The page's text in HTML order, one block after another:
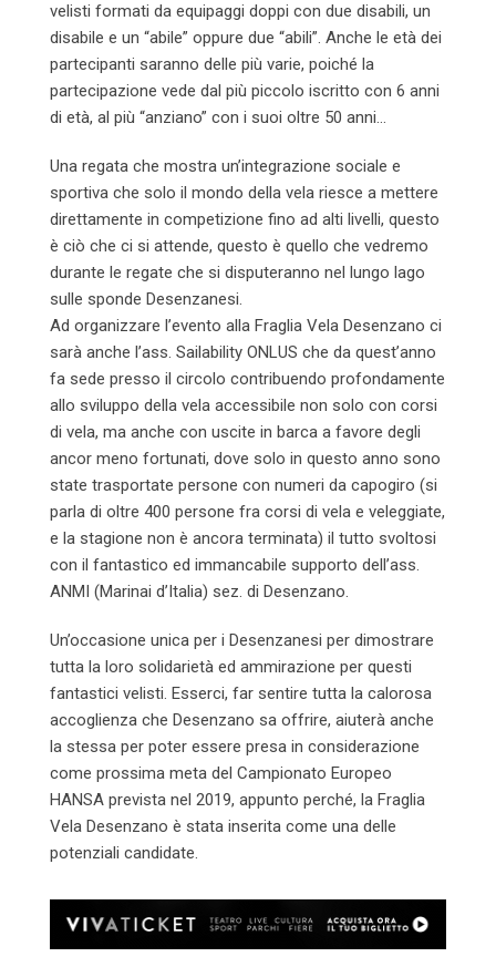
velisti formati da equipaggi doppi con due disabili, un
disabile e un “abile” oppure due “abili”. Anche le età dei
partecipanti saranno delle più varie, poiché la
partecipazione vede dal più piccolo iscritto con 6 anni
di età, al più “anziano” con i suoi oltre 50 anni…
Una regata che mostra un’integrazione sociale e
sportiva che solo il mondo della vela riesce a mettere
direttamente in competizione fino ad alti livelli, questo
è ciò che ci si attende, questo è quello che vedremo
durante le regate che si disputeranno nel lungo lago
sulle sponde Desenzanesi.
Ad organizzare l’evento alla Fraglia Vela Desenzano ci
sarà anche l’ass. Sailability ONLUS che da quest’anno
fa sede presso il circolo contribuendo profondamente
allo sviluppo della vela accessibile non solo con corsi
di vela, ma anche con uscite in barca a favore degli
ancor meno fortunati, dove solo in questo anno sono
state trasportate persone con numeri da capogiro (si
parla di oltre 400 persone fra corsi di vela e veleggiate,
e la stagione non è ancora terminata) il tutto svoltosi
con il fantastico ed immancabile supporto dell’ass.
ANMI (Marinai d’Italia) sez. di Desenzano.
Un’occasione unica per i Desenzanesi per dimostrare
tutta la loro solidarietà ed ammirazione per questi
fantastici velisti. Esserci, far sentire tutta la calorosa
accoglienza che Desenzano sa offrire, aiuterà anche
la stessa per poter essere presa in considerazione
come prossima meta del Campionato Europeo
HANSA prevista nel 2019, appunto perché, la Fraglia
Vela Desenzano è stata inserita come una delle
potenziali candidate.